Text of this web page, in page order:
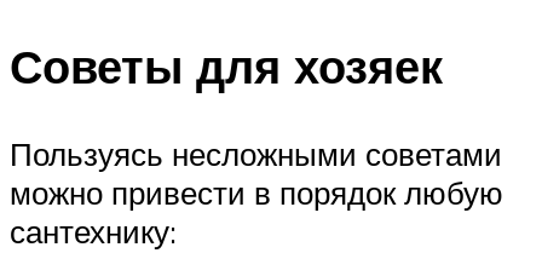
Советы для хозяек
Пользуясь несложными советами
можно привести в порядок любую
сантехнику: